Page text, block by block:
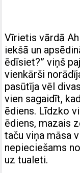
Vīrietis vārdā
iekšā un
ēdīsiet?” viņš
vienkārši
pasūtīja vēl
vien sagaidīt,
ēdiens. Līdzko
ēdiens, mazais
taču viņa māsa
nepieciešams
uz tualeti.